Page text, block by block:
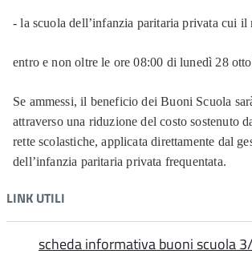
- la scuola dell’infanzia paritaria privata cui il
entro e non oltre le ore 08:00 di lunedì 28
Se ammessi, il beneficio dei Buoni Scuola
attraverso una riduzione del costo sostenuto
rette scolastiche, applicata direttamente dal
dell’infanzia paritaria privata frequentata.
LINK UTILI
scheda informativa buoni scuola